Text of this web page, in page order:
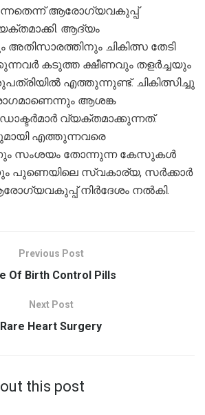
ആരോഗ്യവകുപ്പ്
ആദ്യം
ചികിത്സ തേടി
കടുത്ത ക്ഷീണവും തളർച്ചയും
എത്തുന്നുണ്ട്. ചികിത്സിച്ചു
ആശങ്ക
വ്യക്തമാക്കുന്നത്.
എത്തുന്നവരെ
സംശയം തോന്നുന്ന കേസുകൾ
പുണെയിലെ സ്വകാര്യ, സർക്കാർ
നിർദേശം നൽകി.
Previous Post
Of Birth Control Pills
Next Post
Rare Heart Surgery
this post